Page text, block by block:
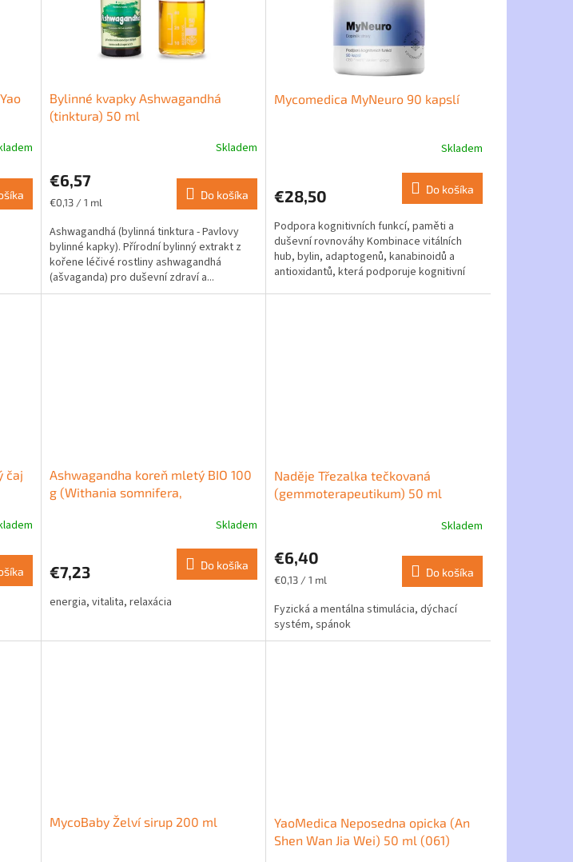
Bylinné kvapky Ashwagandhá
(tinktura) 50 ml
Skladem
€6,57
Jednotková
€0,13 / 1 ml
Do košíka
Ashwagandhá (bylinná tinktura - Pavlovy
bylinné kapky). Přírodní bylinný extrakt z
kořene léčivé rostliny ashwagandhá
(ašvaganda) pro duševní zdraví a...
Mycomedica MyNeuro 90 kapslí
je
z
5
hviezdičiek.
Skladem
€28,50 Do košíka
Podpora kognitivních funkcí, paměti a
duševní rovnováhy Kombinace vitálních
hub, bylin, adaptogenů, kanabinoidů a
antioxidantů, která podporuje kognitivní
čaj
Ashwagandha koreň mletý BIO 100
g (Withania somnifera,
je
z
Skladem
€7,23 Do košíka
energia, vitalita, relaxácia
Naděje Třezalka tečkovaná
(gemmoterapeutikum) 50 ml
Skladem
€6,40
Jednotková
€0,13 / 1 ml
Do košíka
Fyzická a mentálna stimulácia, dýchací
systém, spánok
MycoBaby Želví sirup 200 ml
YaoMedica Neposedna opicka (An
Shen Wan Jia Wei) 50 ml (061)